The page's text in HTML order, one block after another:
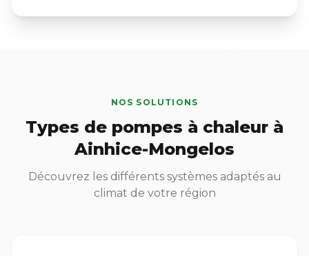
NOS SOLUTIONS
Types de pompes à chaleur à
Ainhice-Mongelos
Découvrez les différents systèmes adaptés au
climat de votre région